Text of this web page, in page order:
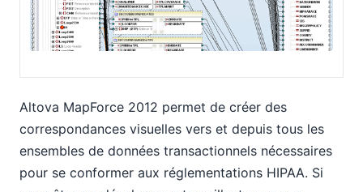
Altova MapForce 2012 permet de créer des
correspondances visuelles vers et depuis tous les
ensembles de données transactionnels nécessaires
pour se conformer aux réglementations HIPAA. Si